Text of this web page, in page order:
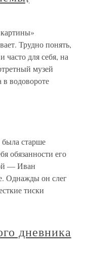
Трудно понять,
часто для себя, на
музей
в водовороте
старше
обязанности его
— Иван
Однажды он слег
тиски
дневника